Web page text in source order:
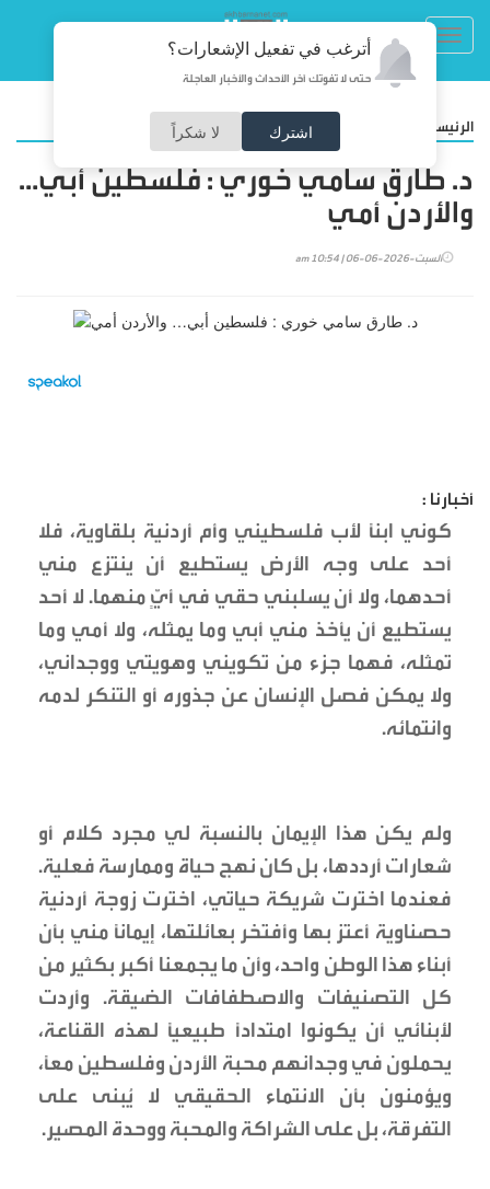
أترغب في تفعيل الإشعارات؟
حتى لا تفوتك آخر الأحداث والأخبار العاجلة
اشترك لا شكراً الرئيسية
د. طارق سامي خوري : فلسطين أبي…
والأردن أمي
السبت-2026-06-06 | 10:54 am
أخبارنا :
كوني ابنًا لأب فلسطيني وأم أردنية بلقاوية، فلا
أحد على وجه الأرض يستطيع أن ينتزع مني
أحدهما، ولا أن يسلبني حقي في أيٍّ منهما. لا أحد
يستطيع أن يأخذ مني أبي وما يمثله، ولا أمي وما
تمثله، فهما جزء من تكويني وهويتي ووجداني،
ولا يمكن فصل الإنسان عن جذوره أو التنكر لدمه
وانتمائه.
ولم يكن هذا الإيمان بالنسبة لي مجرد كلام أو
شعارات أرددها، بل كان نهج حياة وممارسة فعلية.
فعندما اخترت شريكة حياتي، اخترت زوجة أردنية
حصناوية أعتز بها وأفتخر بعائلتها، إيمانًا مني بأن
أبناء هذا الوطن واحد، وأن ما يجمعنا أكبر بكثير من
كل التصنيفات والاصطفافات الضيقة. وأردت
لأبنائي أن يكونوا امتدادًا طبيعيًا لهذه القناعة،
يحملون في وجدانهم محبة الأردن وفلسطين معًا،
ويؤمنون بأن الانتماء الحقيقي لا يُبنى على
التفرقة، بل على الشراكة والمحبة ووحدة المصير.